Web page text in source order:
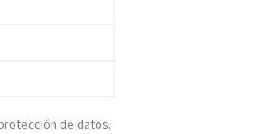
de datos.